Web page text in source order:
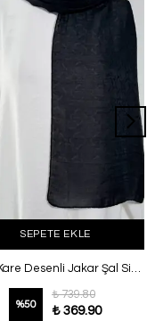
SEPETE EKLE
Kesik Kare Desenli Jakar Şal Siyah
%50
₺ 739.80
₺ 369.90